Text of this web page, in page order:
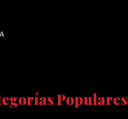
Populares